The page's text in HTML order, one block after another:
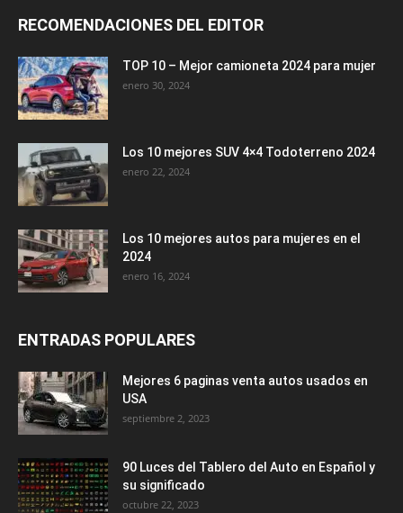
RECOMENDACIONES DEL EDITOR
TOP 10 – Mejor camioneta 2024 para mujer
enero 30, 2024
Los 10 mejores SUV 4×4 Todoterreno 2024
enero 22, 2024
Los 10 mejores autos para mujeres en el
2024
enero 16, 2024
ENTRADAS POPULARES
Mejores 6 paginas venta autos usados en
USA
septiembre 2, 2023
90 Luces del Tablero del Auto en Español y
su significado
octubre 22, 2023